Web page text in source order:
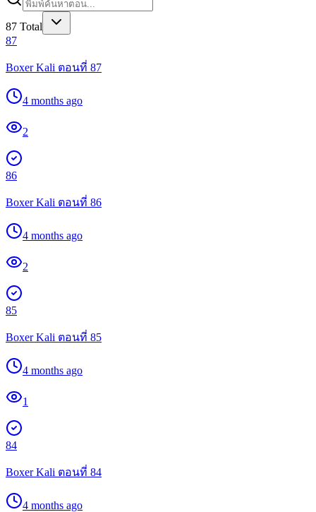
87 Total
87
Boxer Kali ตอนที่ 87
4 months ago
2
86
Boxer Kali ตอนที่ 86
4 months ago
2
85
Boxer Kali ตอนที่ 85
4 months ago
1
84
Boxer Kali ตอนที่ 84
4 months ago